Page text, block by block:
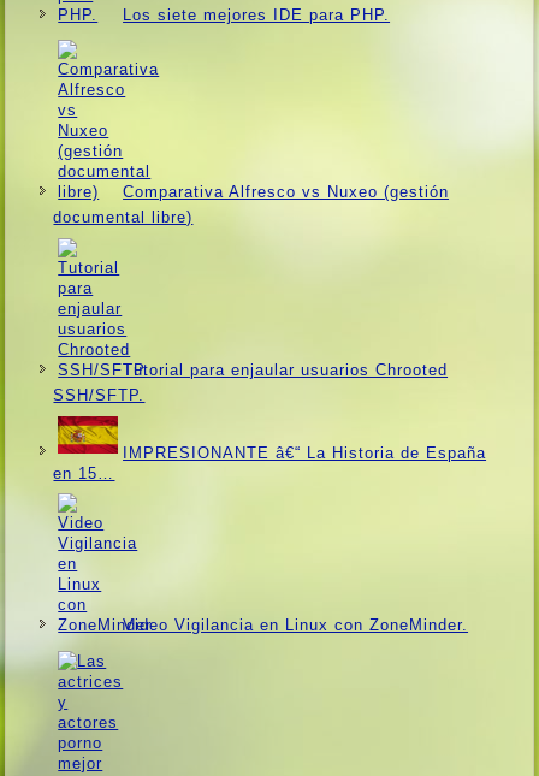
Los siete mejores IDE para PHP.
Comparativa Alfresco vs Nuxeo (gestión
documental libre)
Tutorial para enjaular usuarios Chrooted
SSH/SFTP.
IMPRESIONANTE â€“ La Historia de España
en 15…
Video Vigilancia en Linux con ZoneMinder.